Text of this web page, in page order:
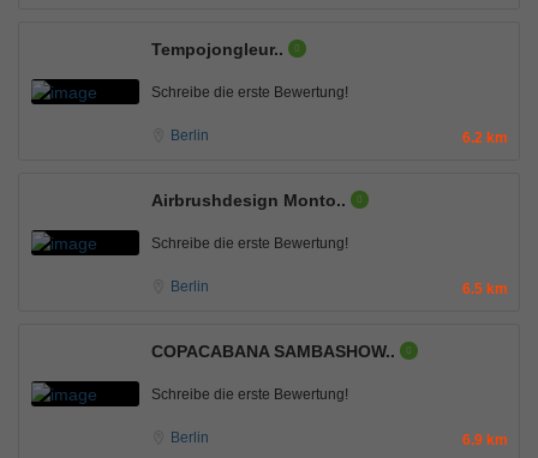
Tempojongleur..
Schreibe die erste Bewertung!
Berlin 6.2 km
Airbrushdesign Monto..
Schreibe die erste Bewertung!
Berlin 6.5 km
COPACABANA SAMBASHOW..
Schreibe die erste Bewertung!
Berlin 6.9 km